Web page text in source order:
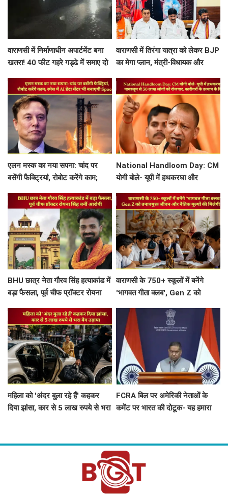
वाराणसी में निर्माणाधीन अपार्टमेंट बना
खतरा! 40 फीट गहरे गड्ढे में समाए दो
वाराणसी में तिरंगा यात्रा को लेकर BJP
का मेगा प्लान, मंत्री-विधायक और
एलन मस्क का नया सपना: चांद पर
बसेंगी फैक्ट्रियां, रोबोट करेंगे काम;
SpaceX
National Handloom Day: CM
योगी बोले- यूपी में हथकरघा और
कारीगरों के उत्थान के लिए...
BHU छात्र नेता गौरव सिंह हत्याकांड में
बड़ा फैसला, पूर्व चीफ प्रॉक्टर रोयना
वाराणसी के 750+ स्कूलों में बनेंगे
'भागवत गीता क्लब', Gen Z को
मिलेगी सीख
महिला को 'अंदर बुला रहे हैं' कहकर
दिया झांसा, कार से 5 लाख रुपये से भरा
FCRA बिल पर अमेरिकी नेताओं के
कमेंट पर भारत की दोटूक- यह हमारा